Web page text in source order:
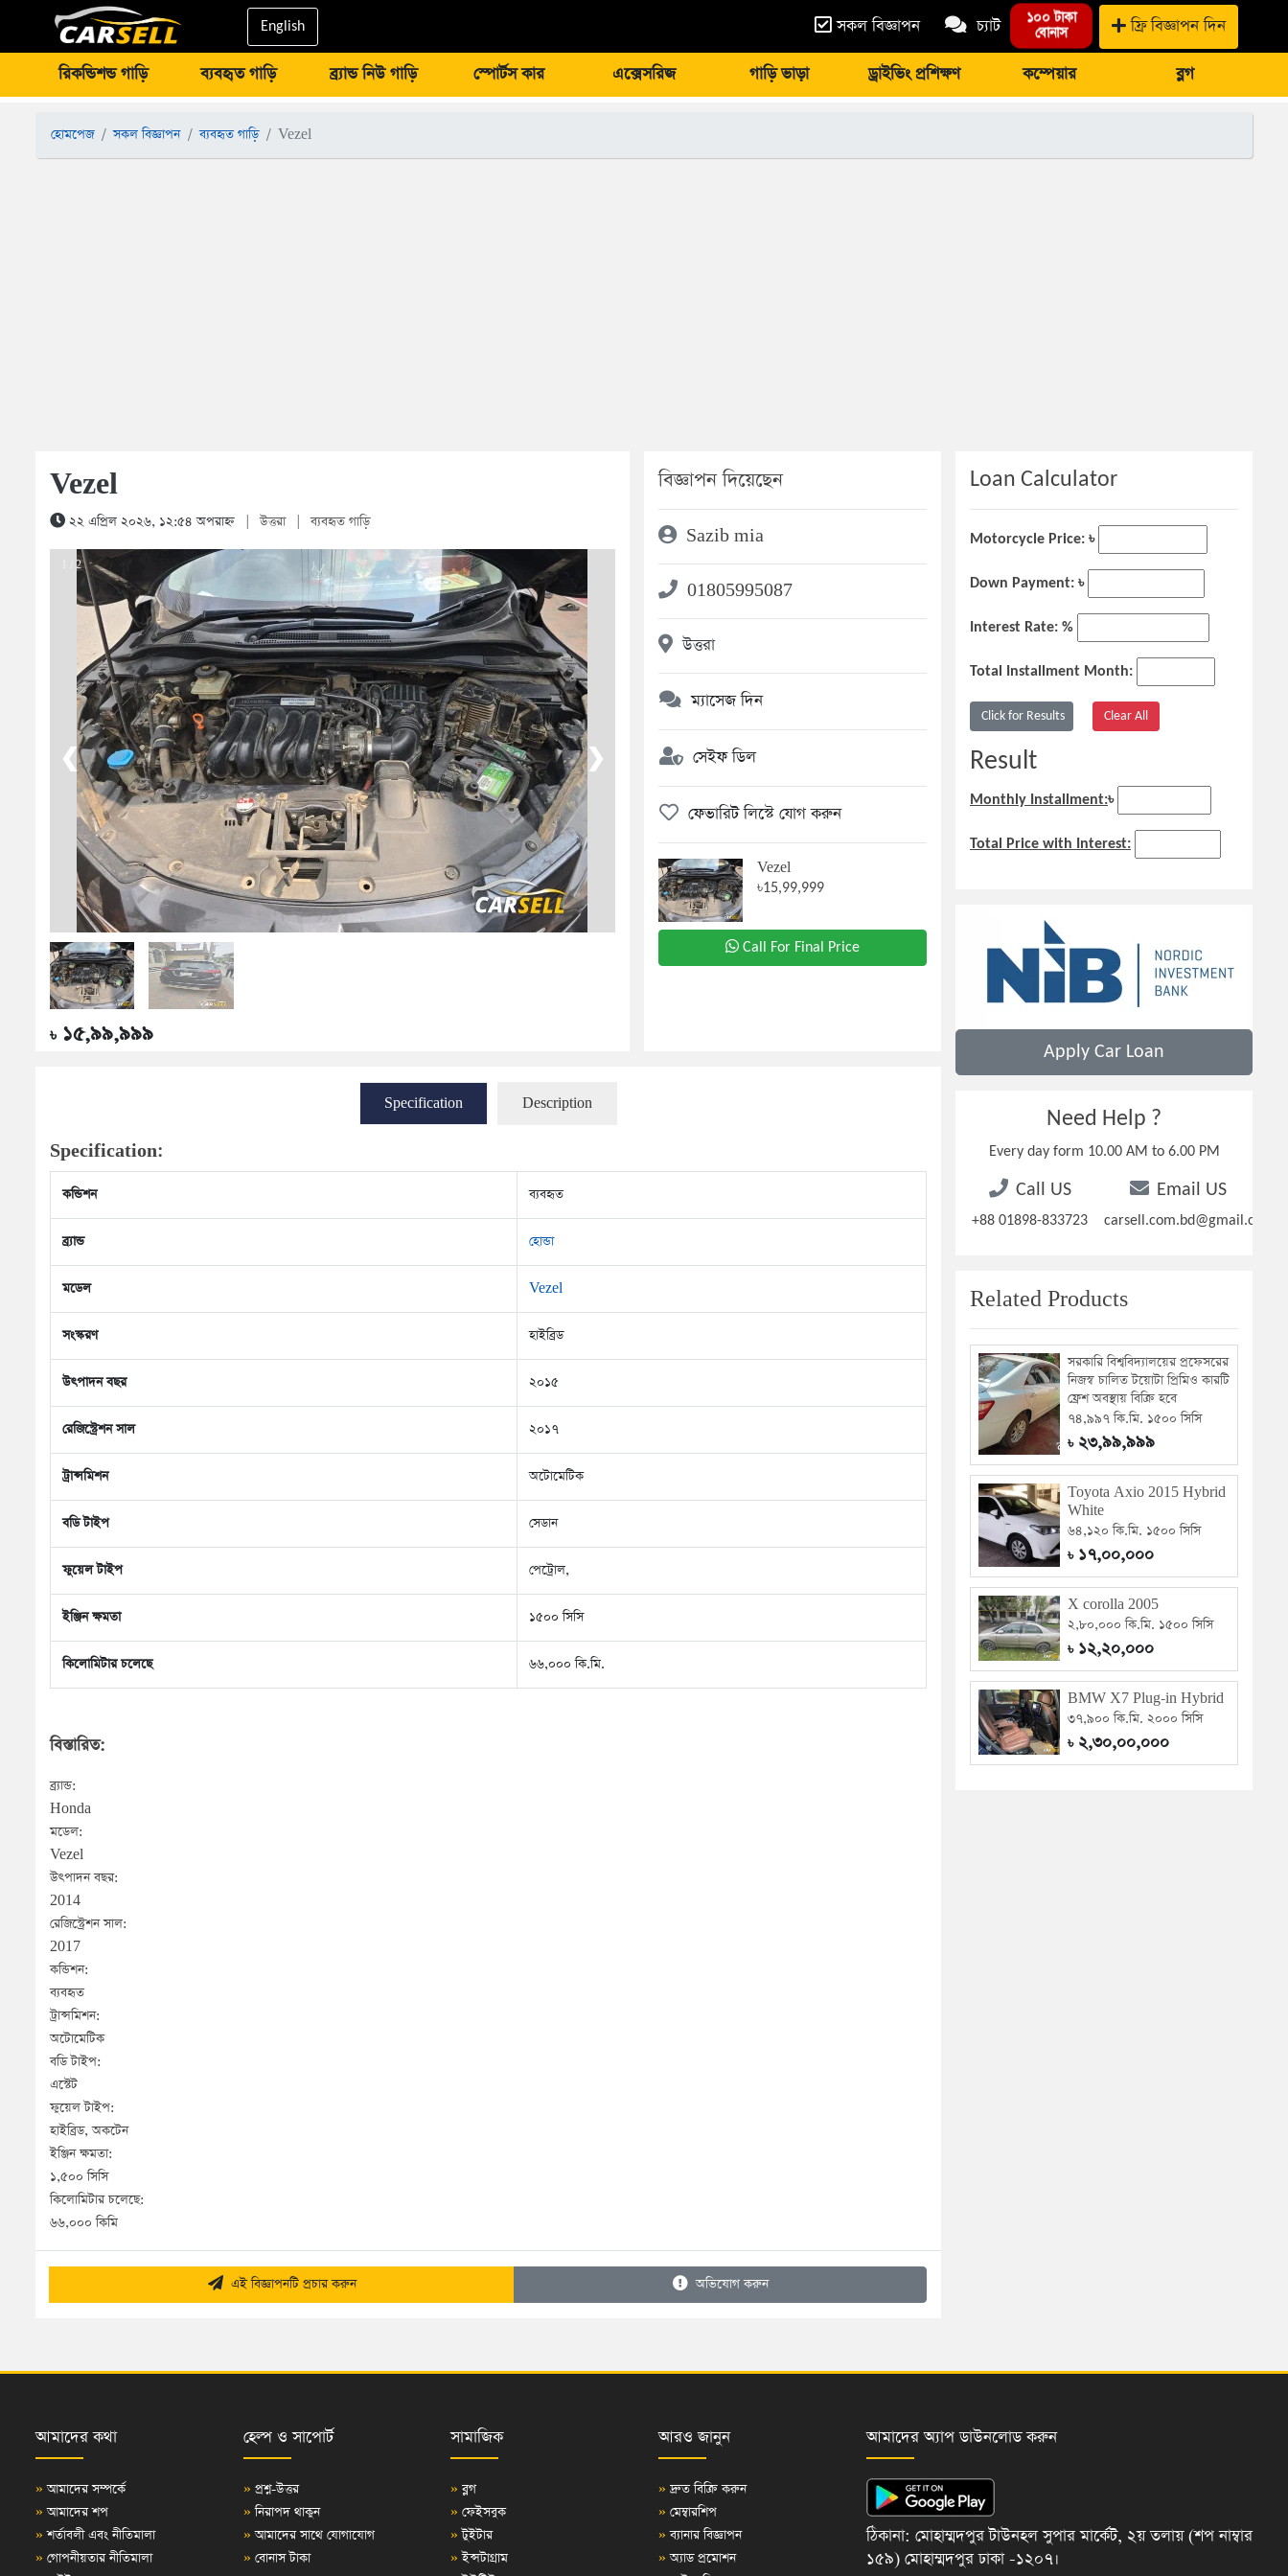
English সকল বিজ্ঞাপন চ্যাট ১০০ টাকা
বোনাস ফ্রি বিজ্ঞাপন দিন
রিকন্ডিশন্ড গাড়ি ব্যবহৃত গাড়ি ব্র্যান্ড নিউ গাড়ি স্পোর্টস কার এক্সেসরিজ গাড়ি ভাড়া ড্রাইভিং প্রশিক্ষণ কম্পেয়ার ব্লগ
হোমপেজ সকল বিজ্ঞাপন ব্যবহৃত গাড়ি Vezel
Vezel
২২ এপ্রিল ২০২৬, ১২:৫৪ অপরাহ্ন উত্তরা ব্যবহৃত গাড়ি
1 / 2
❮ ❯
৳১৫,৯৯,৯৯৯
বিজ্ঞাপন দিয়েছেন
Sazib mia
01805995087
উত্তরা
ম্যাসেজ দিন
সেইফ ডিল
ফেভারিট লিস্টে যোগ করুন
Vezel
৳15,99,999
Call For Final Price
Specification Description
Specification:
কন্ডিশন ব্যবহৃত
ব্র্যান্ড হোন্ডা
মডেল Vezel
সংস্করণ হাইব্রিড
উৎপাদন বছর ২০১৫
রেজিস্ট্রেশন সাল ২০১৭
ট্রান্সমিশন অটোমেটিক
বডি টাইপ সেডান
ফুয়েল টাইপ পেট্রোল,
ইঞ্জিন ক্ষমতা ১৫০০ সিসি
কিলোমিটার চলেছে ৬৬,০০০ কি.মি.
বিস্তারিত:
ব্র্যান্ড:
Honda
মডেল:
Vezel
উৎপাদন বছর:
2014
রেজিস্ট্রেশন সাল:
2017
কন্ডিশন:
ব্যবহৃত
ট্রান্সমিশন:
অটোমেটিক
বডি টাইপ:
এস্টেট
ফুয়েল টাইপ:
হাইব্রিড, অকটেন
ইঞ্জিন ক্ষমতা:
১,৫০০ সিসি
কিলোমিটার চলেছে:
৬৬,০০০ কিমি
এই বিজ্ঞাপনটি প্রচার করুন অভিযোগ করুন
Loan Calculator
Motorcycle Price: ৳
Down Payment: ৳
Interest Rate: %
Total Installment Month:
Result
Monthly Installment:৳
Total Price with Interest:
Apply Car Loan
Need Help ?
Every day form 10.00 AM to 6.00 PM
Call US
+88 01898-833723
Email US
carsell.com.bd@gmail.com
Related Products
সরকারি বিশ্ববিদ্যালয়ের প্রফেসরের
নিজস্ব চালিত টয়োটা প্রিমিও কারটি
ফ্রেশ অবস্থায় বিক্রি হবে
৭৪,৯৯৭ কি.মি. ১৫০০ সিসি
৳২৩,৯৯,৯৯৯
Toyota Axio 2015 Hybrid
White
৬৪,১২০ কি.মি. ১৫০০ সিসি
৳১৭,০০,০০০
X corolla 2005
২,৮০,০০০ কি.মি. ১৫০০ সিসি
৳১২,২০,০০০
BMW X7 Plug-in Hybrid
৩৭,৯০০ কি.মি. ২০০০ সিসি
৳২,৩০,০০,০০০
আমাদের কথা
» আমাদের সম্পর্কে
» আমাদের শপ
» শর্তাবলী এবং নীতিমালা
» গোপনীয়তার নীতিমালা
হেল্প ও সাপোর্ট
» প্রশ্ন-উত্তর
» নিরাপদ থাকুন
» আমাদের সাথে যোগাযোগ
» বোনাস টাকা
সামাজিক
» ব্লগ
» ফেইসবুক
» টুইটার
» ইন্সটাগ্রাম
আরও জানুন
» দ্রুত বিক্রি করুন
» মেম্বারশিপ
» ব্যানার বিজ্ঞাপন
» অ্যাড প্রমোশন
আমাদের অ্যাপ ডাউনলোড করুন
ঠিকানা: মোহাম্মদপুর টাউনহল সুপার মার্কেট, ২য় তলায় (শপ নাম্বার
১৫৯) মোহাম্মদপুর ঢাকা -১২০৭।